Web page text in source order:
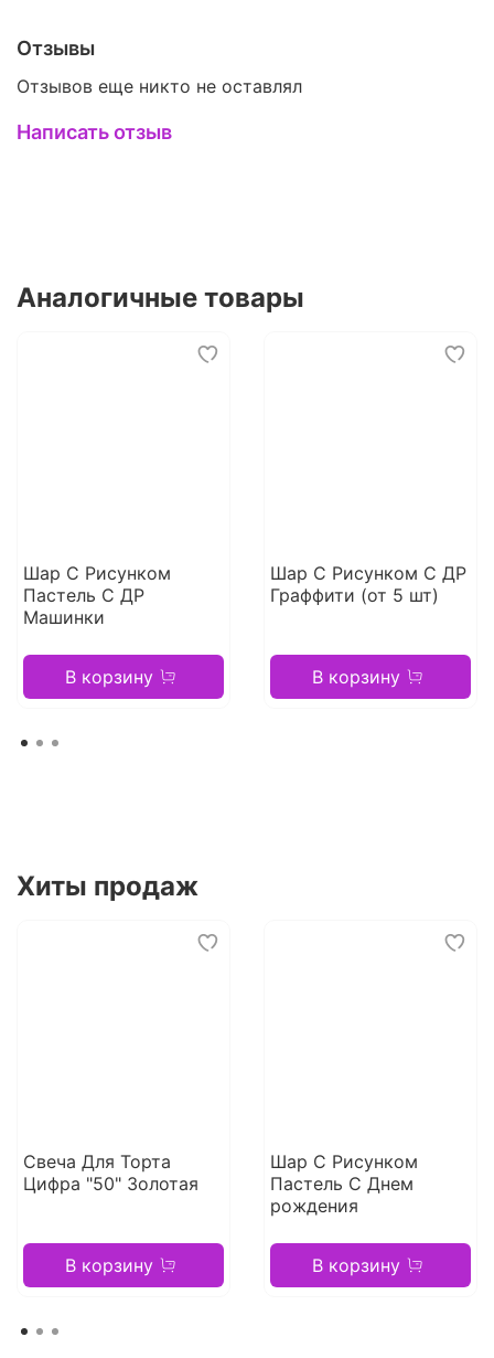
Отзывы
Отзывов еще никто не оставлял
Написать отзыв
Аналогичные товары
Шар С Рисунком
Пастель С ДР
Машинки
В корзину
Шар С Рисунком С ДР
Граффити (от 5 шт)
В корзину
Хиты продаж
Свеча Для Торта
Цифра "50" Золотая
В корзину
Шар С Рисунком
Пастель С Днем
рождения
В корзину